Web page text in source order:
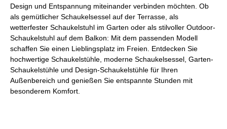
Design und Entspannung miteinander verbinden möchten. Ob
als gemütlicher Schaukelsessel auf der Terrasse, als
wetterfester Schaukelstuhl im Garten oder als stilvoller Outdoor-
Schaukelstuhl auf dem Balkon: Mit dem passenden Modell
schaffen Sie einen Lieblingsplatz im Freien. Entdecken Sie
hochwertige Schaukelstühle, moderne Schaukelsessel, Garten-
Schaukelstühle und Design-Schaukelstühle für Ihren
Außenbereich und genießen Sie entspannte Stunden mit
besonderem Komfort.